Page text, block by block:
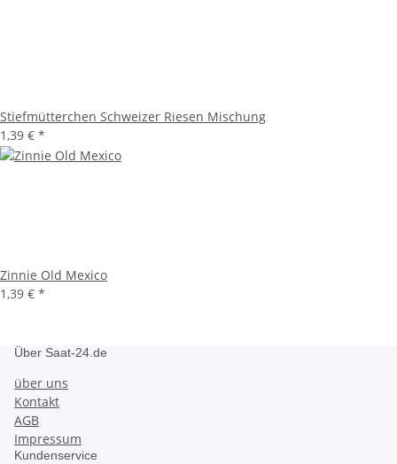
Stiefmütterchen Schweizer Riesen Mischung
1,39 € *
Zinnie Old Mexico
1,39 € *
Über Saat-24.de
über uns
Kontakt
AGB
Impressum
Kundenservice